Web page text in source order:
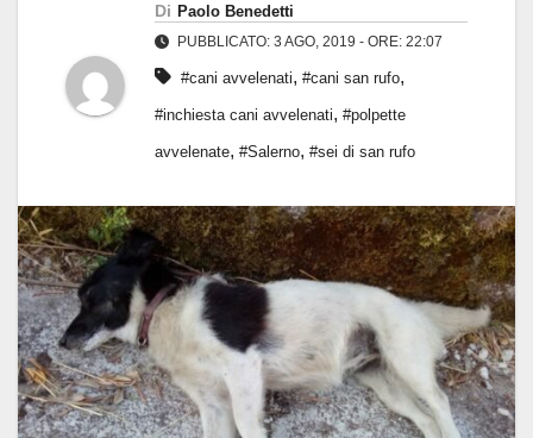
Di Paolo Benedetti
PUBBLICATO: 3 AGO, 2019 - ORE: 22:07
#cani avvelenati, #cani san rufo,
#inchiesta cani avvelenati, #polpette
avvelenate, #Salerno, #sei di san rufo